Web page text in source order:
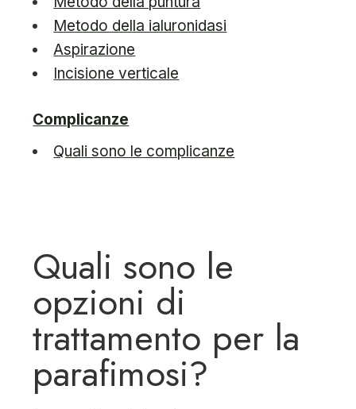
Metodo della ialuronidasi
Aspirazione
Incisione verticale
Complicanze
Quali sono le complicanze
Quali sono le
opzioni di
trattamento per la
parafimosi?